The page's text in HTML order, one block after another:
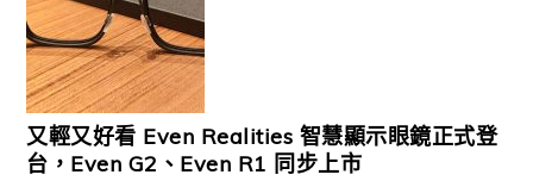
又輕又好看 Even Realities 智慧顯示眼鏡正式登
台，Even G2、Even R1 同步上市